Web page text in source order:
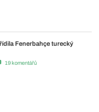
Fenerbahçe turecký
19 komentářů